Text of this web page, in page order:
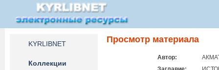
KYRLIBNET
Коллекции
Просмотр материала
Автор: